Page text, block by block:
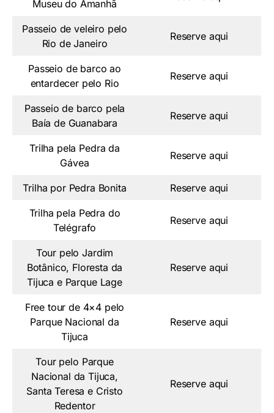
Museu do Amanhã
Passeio de veleiro pelo
Rio de Janeiro
Reserve aqui
Passeio de barco ao
entardecer pelo Rio
Reserve aqui
Passeio de barco pela
Baía de Guanabara
Reserve aqui
Trilha pela Pedra da
Gávea
Reserve aqui
Trilha por Pedra Bonita Reserve aqui
Trilha pela Pedra do
Telégrafo
Reserve aqui
Tour pelo Jardim
Botânico, Floresta da
Tijuca e Parque Lage
Reserve aqui
Free tour de 4×4 pelo
Parque Nacional da
Tijuca
Reserve aqui
Tour pelo Parque
Nacional da Tijuca,
Santa Teresa e Cristo
Redentor
Reserve aqui